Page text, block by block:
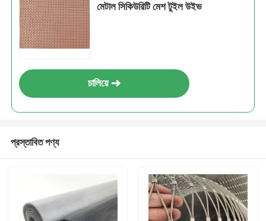
মেটাল সিকিউরিটি মেশ টুইল উইভ
চালিয়ে
প্রস্তাবিত পণ্য